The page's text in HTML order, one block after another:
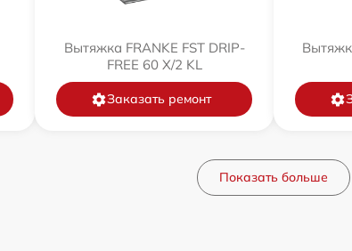
Вытяжка FRANKE FST DRIP-
FREE 60 X/2 KL
Заказать ремонт
Показать больше